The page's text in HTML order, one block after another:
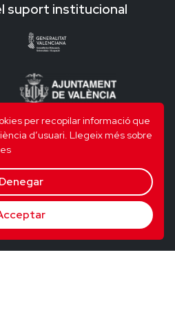
per recopilar informació que
d’usuari. Llegeix més sobre
Denegar
suport institucional